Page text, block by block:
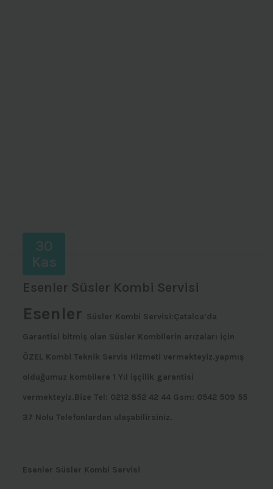
30
Kas
Esenler Süsler Kombi Servisi
Esenler Süsler Kombi Servisi:Çatalca’da
Garantisi bitmiş olan Süsler Kombilerin arızaları için
ÖZEL Kombi Teknik Servis Hizmeti vermekteyiz.yapmış
olduğumuz kombilere 1 Yıl işçilik garantisi
vermekteyiz.Bize Tel: 0212 852 42 44 Gsm: 0542 509 55
37 Nolu Telefonlardan ulaşabilirsiniz.
Esenler Süsler Kombi Servisi